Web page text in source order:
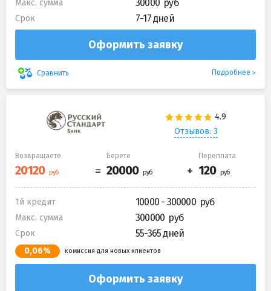
Макс. сумма 30000
Срок 7-17 дней
Оформить заявку
Сравнить Подробнее
Отзывов: 3
Возвращаете Берете Переплата
1й кредит 10000 - 300000
Макс. сумма 300000
Срок 55-365 дней
0,06% комиссия для новых клиентов
Оформить заявку